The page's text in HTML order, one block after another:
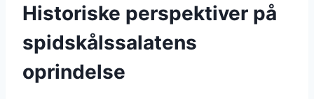
Historiske perspektiver på
spidskålssalatens
oprindelse